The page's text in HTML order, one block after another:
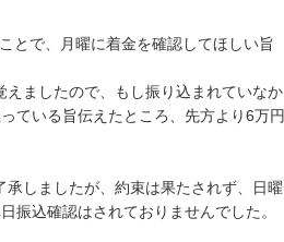
とで、月曜に着金を確認してほしい旨
ましたので、もし振り込まれていなか
ている旨伝えたところ、先方より6万円
しましたが、約束は果たされず、日曜
振込確認はされておりませんでした。